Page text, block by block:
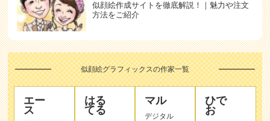
似顔絵作成サイトを徹底解説！｜魅力や注文
方法をご紹介
似顔絵グラフィックスの作家一覧
エー
ス
はる
てる
マル
デジタル
ひで
お